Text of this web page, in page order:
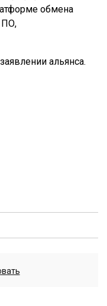
обмена
ПО,
альянса.